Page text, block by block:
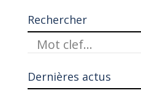
Rechercher
Dernières actus